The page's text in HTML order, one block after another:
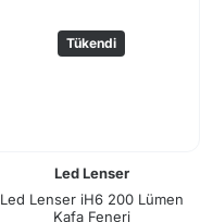
Tükendi
Led Lenser
Led Lenser iH6 200 Lümen
Kafa Feneri